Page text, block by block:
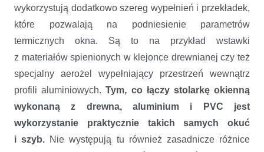
wykorzystują dodatkowo szereg wypełnień i przekładek,
które pozwalają na podniesienie parametrów
termicznych okna. Są to na przykład wstawki
z materiałów spienionych w klejonce drewnianej czy też
specjalny aerożel wypełniający przestrzeń wewnątrz
profili aluminiowych.Tym, co łączy stolarkę okienną
wykonaną z drewna, aluminium i PVC jest
wykorzystanie praktycznie takich samych okuć
i szyb. Nie występują tu również zasadnicze różnice